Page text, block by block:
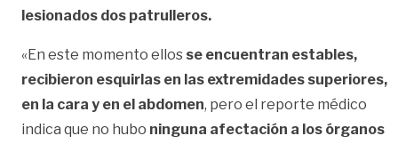
lesionados dos patrulleros.
«En este momento ellos se encuentran estables,
recibieron esquirlas en las extremidades superiores,
en la cara y en el abdomen, pero el reporte médico
indica que no hubo ninguna afectación a los órganos